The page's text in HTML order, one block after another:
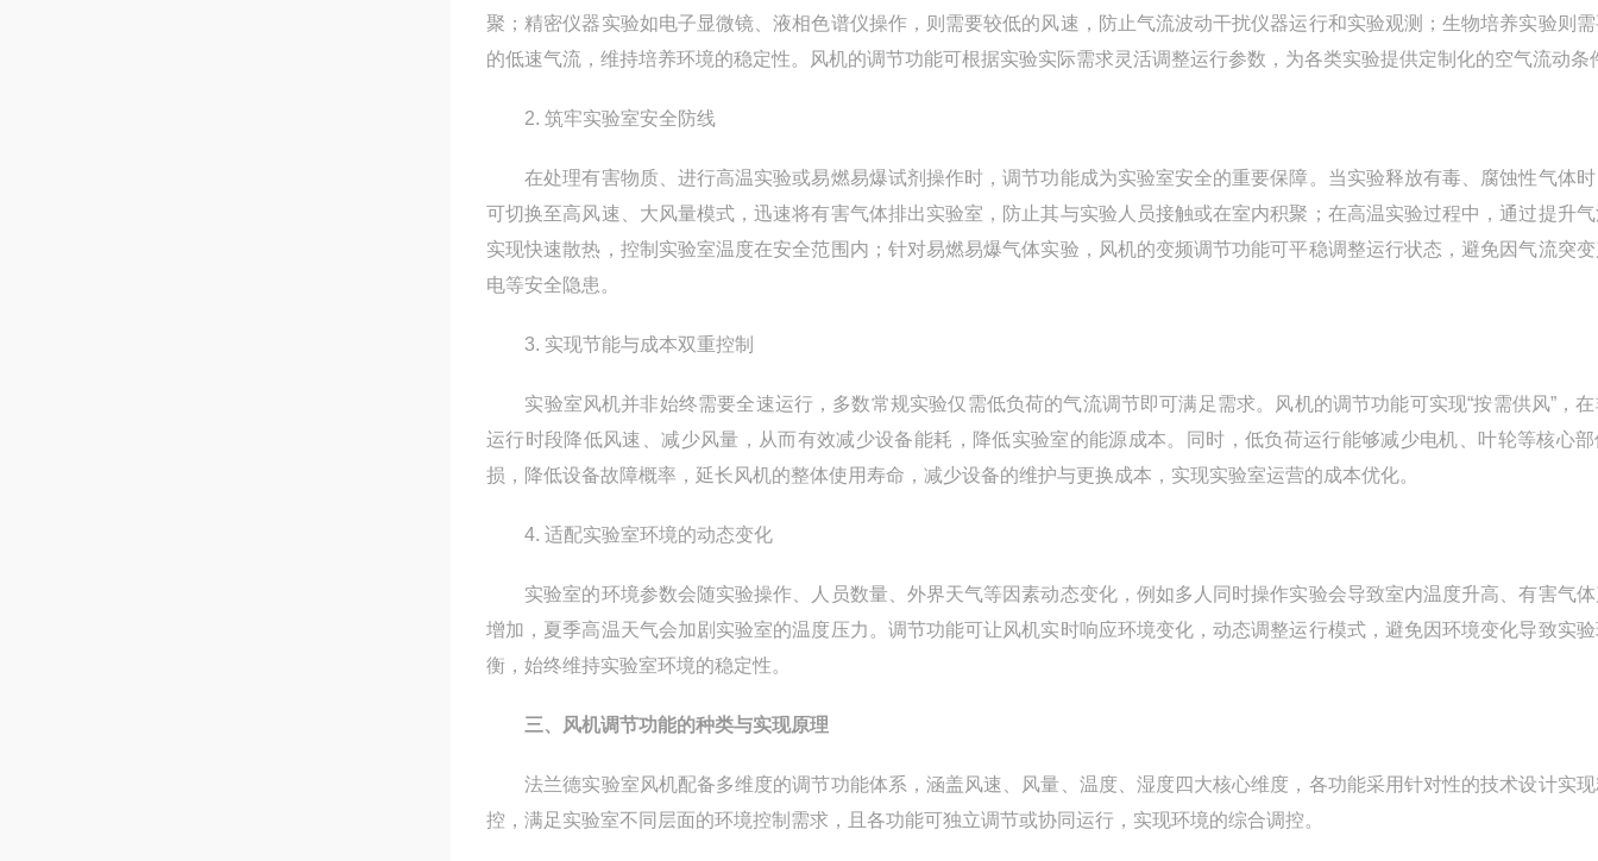
聚；精密仪器实验如电子显微镜、液相色谱仪操作，则需要较低的风速，防止气流波动干扰仪器运行和实验观测；生物培养实验则
的低速气流，维持培养环境的稳定性。风机的调节功能可根据实验实际需求灵活调整运行参数，为各类实验提供定制化的空气流动条
2. 筑牢实验室安全防线
在处理有害物质、进行高温实验或易燃易爆试剂操作时，调节功能成为实验室安全的重要保障。当实验释放有毒、腐蚀性气体
可切换至高风速、大风量模式，迅速将有害气体排出实验室，防止其与实验人员接触或在室内积聚；在高温实验过程中，通过提升
实现快速散热，控制实验室温度在安全范围内；针对易燃易爆气体实验，风机的变频调节功能可平稳调整运行状态，避免因气流突
电等安全隐患。
3. 实现节能与成本双重控制
实验室风机并非始终需要全速运行，多数常规实验仅需低负荷的气流调节即可满足需求。风机的调节功能可实现“按需供风”，
运行时段降低风速、减少风量，从而有效减少设备能耗，降低实验室的能源成本。同时，低负荷运行能够减少电机、叶轮等核心
损，降低设备故障概率，延长风机的整体使用寿命，减少设备的维护与更换成本，实现实验室运营的成本优化。
4. 适配实验室环境的动态变化
实验室的环境参数会随实验操作、人员数量、外界天气等因素动态变化，例如多人同时操作实验会导致室内温度升高、有害气
增加，夏季高温天气会加剧实验室的温度压力。调节功能可让风机实时响应环境变化，动态调整运行模式，避免因环境变化导致实
衡，始终维持实验室环境的稳定性。
三、风机调节功能的种类与实现原理
法兰德实验室风机配备多维度的调节功能体系，涵盖风速、风量、温度、湿度四大核心维度，各功能采用针对性的技术设计实
控，满足实验室不同层面的环境控制需求，且各功能可独立调节或协同运行，实现环境的综合调控。